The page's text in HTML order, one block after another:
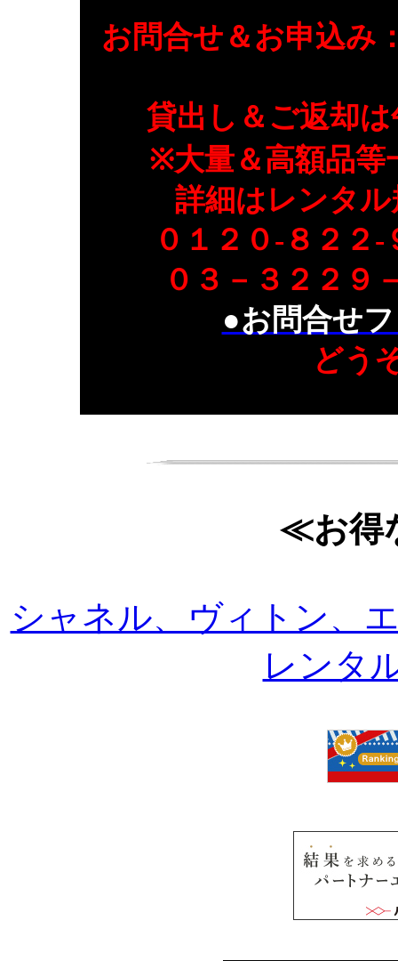
お問合せ＆お申込み
貸出し＆ご返却
※大量＆高額品等
詳細はレンタ
０１２０-８２２
０３－３２２９
●お問合せ
どう
≪お得
シャネル、ヴィトン、
レンタ